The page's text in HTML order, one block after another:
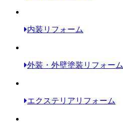
内装リフォーム
外装・外壁塗装リフォーム
エクステリアリフォーム